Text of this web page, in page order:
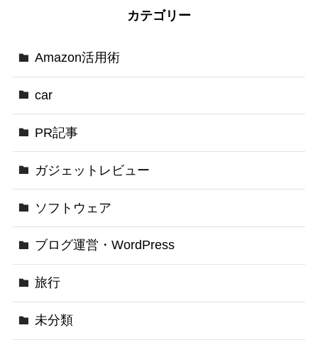
カテゴリー
Amazon活用術
car
PR記事
ガジェットレビュー
ソフトウェア
ブログ運営・WordPress
旅行
未分類